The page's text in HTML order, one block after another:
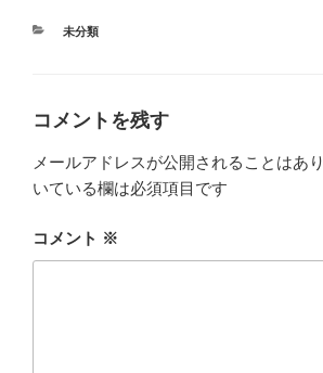
カ
未分類
コメントを残す
メールアドレスが公開されることはあり
いている欄は必須項目です
コメント ※